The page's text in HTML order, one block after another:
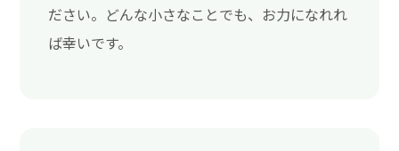
ださい。どんな小さなことでも、お力になれれ
ば幸いです。